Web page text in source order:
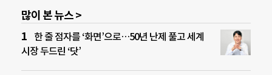
많이 본 뉴스 >
한 줄 점자를 ‘화면’으로…50년 난제 풀고 세계
시장 두드린 ‘닷’